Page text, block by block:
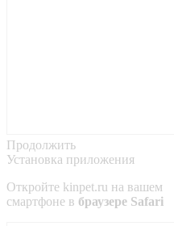
Продолжить
Установка приложения
Откройте kinpet.ru на вашем
смартфоне в браузере Safari